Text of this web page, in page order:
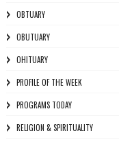
OBTUARY
OBUTUARY
OHITUARY
PROFILE OF THE WEEK
PROGRAMS TODAY
RELIGION & SPIRITUALITY